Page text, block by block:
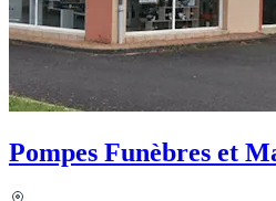
Pompes Funèbres et